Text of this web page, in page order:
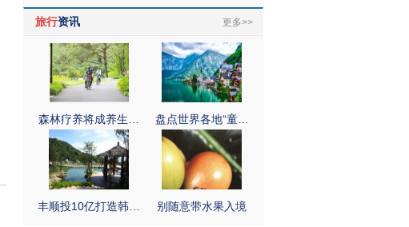
旅行资讯 更多>>
森林疗养将成养生… 盘点世界各地“童…
丰顺投10亿打造韩… 别随意带水果入境